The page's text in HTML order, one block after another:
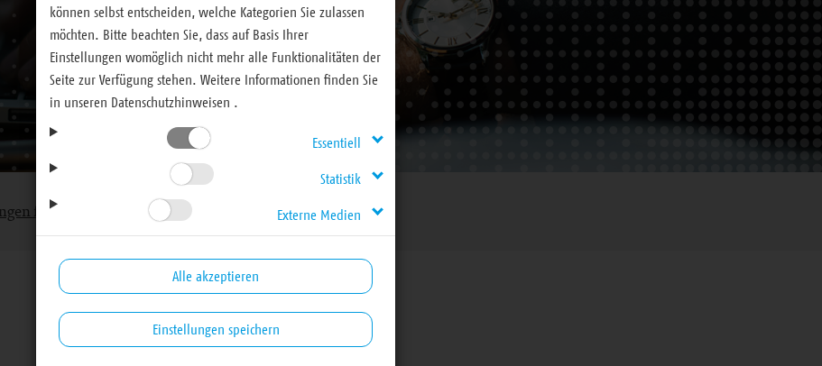
für Haupt- und Ehrenamtliche
Mitteilungen für Haupt- und Ehrenamtliche
können selbst entscheiden, welche Kategorien Sie zulassen
möchten. Bitte beachten Sie, dass auf Basis Ihrer
Einstellungen womöglich nicht mehr alle Funktionalitäten der
Seite zur Verfügung stehen. Weitere Informationen finden Sie
in unseren Datenschutzhinweisen .
Essentiell
Statistik
Externe Medien
Alle akzeptieren
Einstellungen speichern